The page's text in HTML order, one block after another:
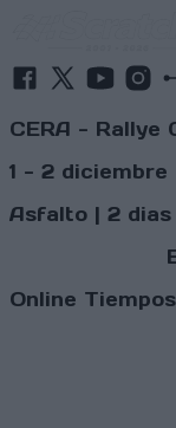
CERA - Rallye
1 - 2 diciembre
Asfalto | 2
Online Tiempos